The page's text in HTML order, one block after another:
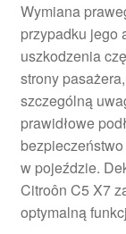
Wymiana
przypadku jego
uszkodzenia
strony
szczególną
prawidłowe
w pojeździe.
Citroôn C5 X7
optymalną